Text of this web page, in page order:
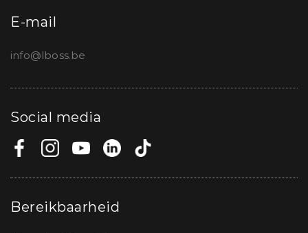
E-mail
info@lboss.be
Social media
Bereikbaarheid